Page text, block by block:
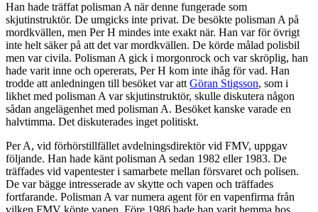
Han hade träffat polisman A när denne fungerade som
skjutinstruktör. De umgicks inte privat. De besökte polisman A på
mordkvällen, men Per H mindes inte exakt när. Han var för övrigt
inte helt säker på att det var mordkvällen. De körde målad polisbil
men var civila. Polisman A gick i morgonrock och var skröplig, han
hade varit inne och opererats, Per H kom inte ihåg för vad. Han
trodde att anledningen till besöket var att Göran Stigsson, som i
likhet med polisman A var skjutinstruktör, skulle diskutera någon
sådan angelägenhet med polisman A. Besöket kanske varade en
halvtimma. Det diskuterades inget politiskt.
Per A, vid förhörstillfället avdelningsdirektör vid FMV, uppgav
följande. Han hade känt polisman A sedan 1982 eller 1983. De
träffades vid vapentester i samarbete mellan försvaret och polisen.
De var bägge intresserade av skytte och vapen och träffades
fortfarande. Polisman A var numera agent för en vapenfirma från
vilken FMV köpte vapen. Före 1986 hade han varit hemma hos